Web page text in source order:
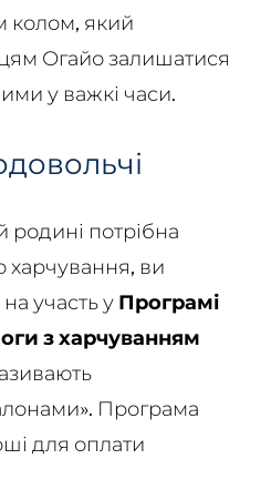
колом, який
Огайо залишатися
у важкі часи.
потрібна
харчування, ви
участь у Програмі
з харчуванням
Програма
для оплати